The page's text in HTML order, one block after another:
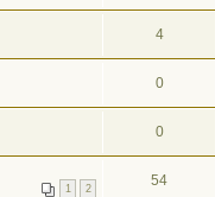
4
0
0
1 2 54